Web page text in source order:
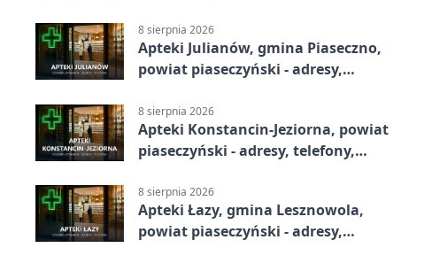
8 sierpnia 2026
Apteki Julianów, gmina Piaseczno,
powiat piaseczyński - adresy,
8 sierpnia 2026
Apteki Konstancin-Jeziorna, powiat
piaseczyński - adresy, telefony,
8 sierpnia 2026
Apteki Łazy, gmina Lesznowola,
powiat piaseczyński - adresy,